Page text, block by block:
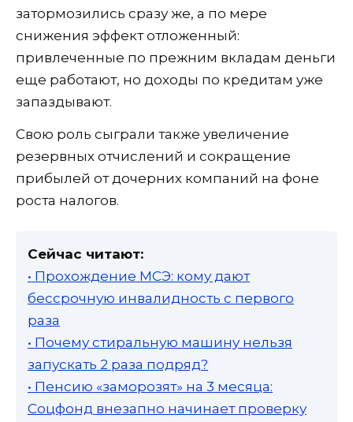
затормозились сразу же, а по мере
снижения эффект отложенный:
привлеченные по прежним вкладам деньги
еще работают, но доходы по кредитам уже
запаздывают.
Свою роль сыграли также увеличение
резервных отчислений и сокращение
прибылей от дочерних компаний на фоне
роста налогов.
Сейчас читают:
• Прохождение МСЭ: кому дают
бессрочную инвалидность с первого
раза
• Почему стиральную машину нельзя
запускать 2 раза подряд?
• Пенсию «заморозят» на 3 месяца:
Соцфонд внезапно начинает проверку